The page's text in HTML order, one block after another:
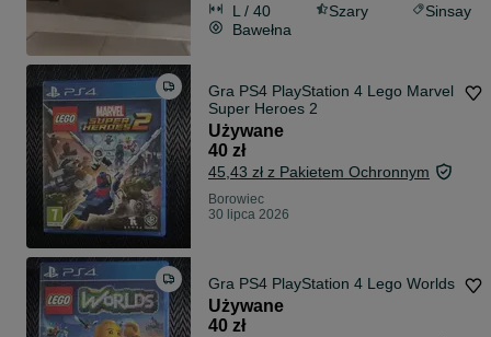
L / 40 Szary
Sinsay
Bawełna
Gra PS4 PlayStation 4 Lego Marvel
Super Heroes 2
Używane
40 zł
45,43 zł z Pakietem Ochronnym
Borowiec
30 lipca 2026
Gra PS4 PlayStation 4 Lego Worlds
Używane
40 zł